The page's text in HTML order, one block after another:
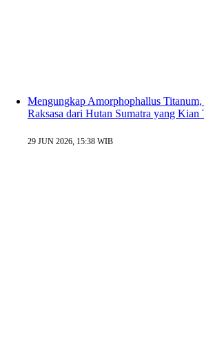
Mengungkap Amorphophallus
Raksasa dari Hutan Sumatra yang Kian
29 JUN 2026, 15:38 WIB